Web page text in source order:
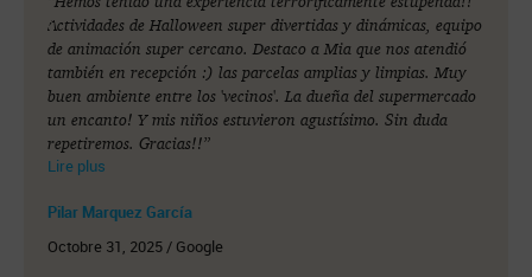
Actividades de Halloween super divertidas y dinámicas, equipo
de animación super cercano. Destaco a Mia que nos atendió
también en recepción :) las parcelas amplias y limpias. Muy
buen ambiente entre los 'vecinos'. La dueña del supermercado
un encanto! Y mis niños estuvieron agustísimo. Sin duda
repetiremos. Gracias!!”
Lire plus
Pilar Marquez García
Octobre 31, 2025 / Google